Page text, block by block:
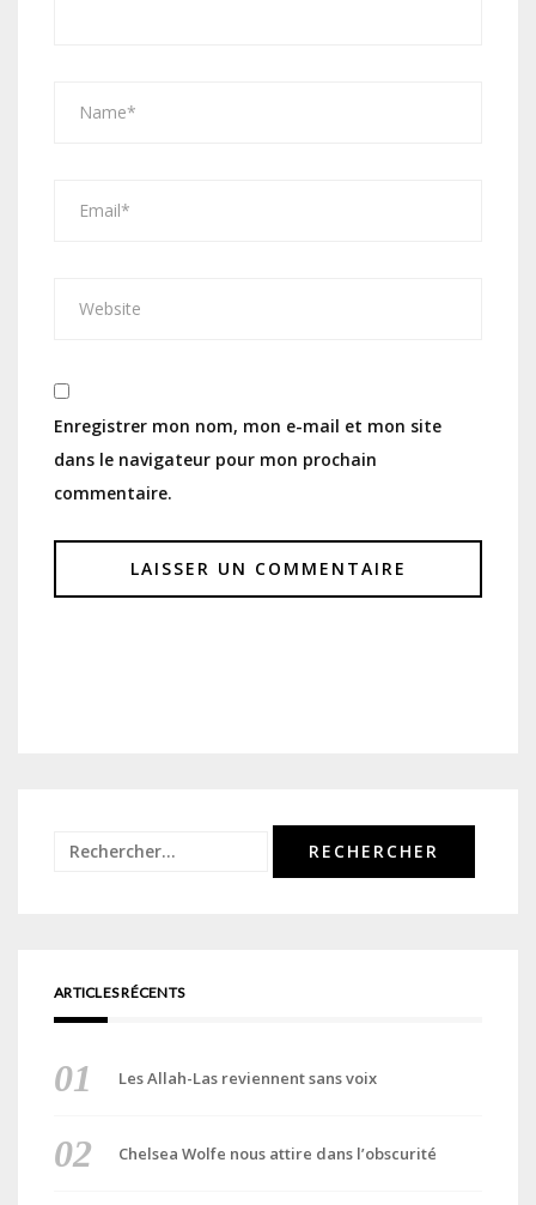
Enregistrer mon nom, mon e-mail et mon site
dans le navigateur pour mon prochain
commentaire.
Rechercher :
ARTICLES RÉCENTS
Les Allah-Las reviennent sans voix
Chelsea Wolfe nous attire dans l’obscurité